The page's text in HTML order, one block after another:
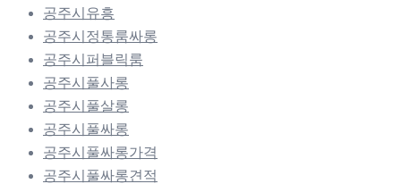
공주시유흥
공주시정통룸싸롱
공주시퍼블릭룸
공주시풀사롱
공주시풀살롱
공주시풀싸롱
공주시풀싸롱가격
공주시풀싸롱견적